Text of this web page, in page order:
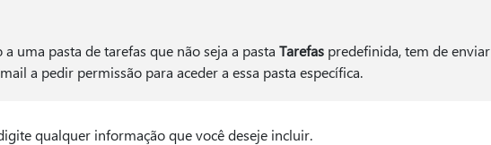
a uma pasta de tarefas que não seja a pastaTarefas predefinida, tem de enviar
a pedir permissão para aceder a essa pasta específica.
qualquer informação que você deseje incluir.